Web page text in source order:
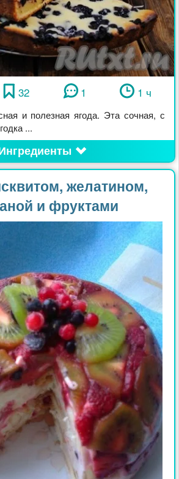
32 1 1 ч
и полезная ягода. Эта сочная, с
...
желатином,
и фруктами